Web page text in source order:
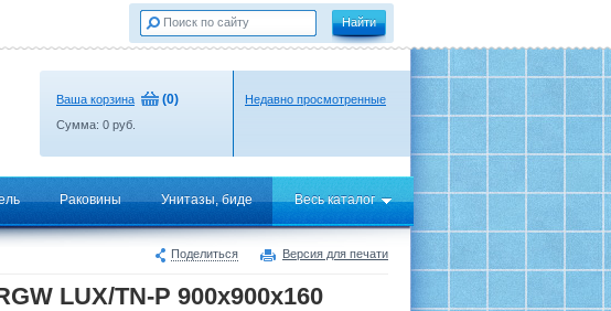
Ваша корзина (0)
Сумма: 0 руб.
Недавно просмотренные
Раковины Унитазы, биде Весь каталог
Поделиться Версия для печати
LUX/TN-Р 900х900х160